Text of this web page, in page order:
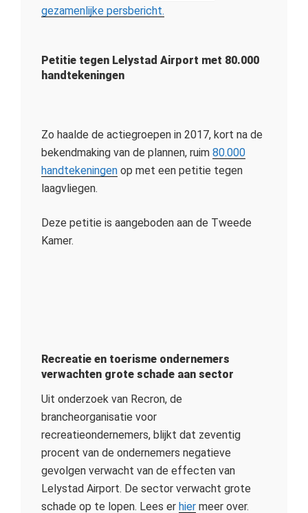
gezamenlijke persbericht.
Petitie tegen Lelystad Airport met 80.000
handtekeningen
Zo haalde de actiegroepen in 2017, kort na de
bekendmaking van de plannen, ruim 80.000
handtekeningen op met een petitie tegen
laagvliegen.
Deze petitie is aangeboden aan de Tweede
Kamer.
Recreatie en toerisme ondernemers
verwachten grote schade aan sector
Uit onderzoek van Recron, de
brancheorganisatie voor
recreatieondernemers, blijkt dat zeventig
procent van de ondernemers negatieve
gevolgen verwacht van de effecten van
Lelystad Airport. De sector verwacht grote
schade op te lopen. Lees er hier meer over.